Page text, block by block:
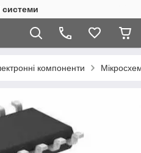
системи
компоненти